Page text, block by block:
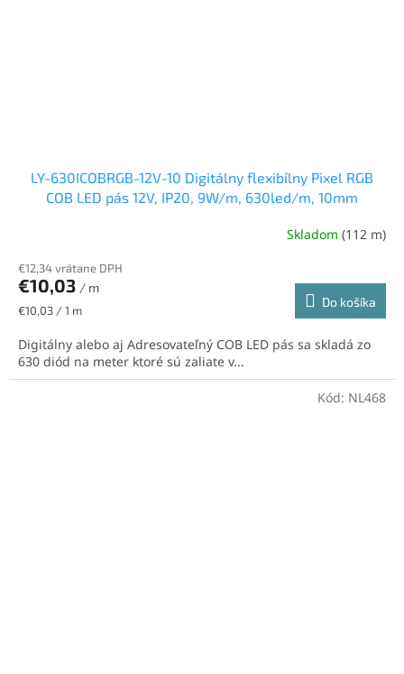
LY-630ICOBRGB-12V-10 Digitálny flexibílny Pixel RGB
COB LED pás 12V, IP20, 9W/m, 630led/m, 10mm
Skladom (112 m)
€12,34 vrátane DPH
€10,03 / m
Jednotková
€10,03 / 1 m
Do košíka
Digitálny alebo aj Adresovateľný COB LED pás sa skladá zo
630 diód na meter ktoré sú zaliate v...
Kód: NL468